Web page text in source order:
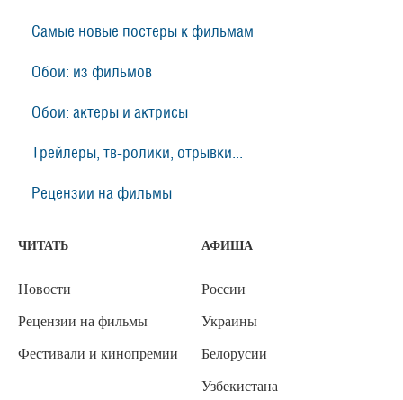
Самые новые постеры к фильмам
Обои: из фильмов
Обои: актеры и актрисы
Трейлеры, тв-ролики, отрывки...
Рецензии на фильмы
ЧИТАТЬ
Новости
Рецензии на фильмы
Фестивали и кинопремии
АФИША
России
Украины
Белорусии
Узбекистана